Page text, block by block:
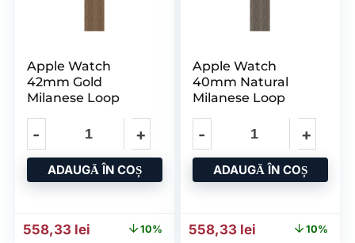
Apple Watch
42mm Gold
Milanese Loop
ADAUGĂ ÎN COȘ
Prețul inițial a fost: 621,75 lei.
558,33 lei Prețul curent este: 558,33 lei.
10%
Apple Watch
40mm Natural
Milanese Loop
ADAUGĂ ÎN COȘ
Prețul inițial a fost:
558,33 lei Prețul curent
10%